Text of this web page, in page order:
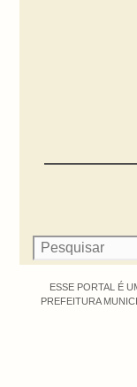
ESSE PORTAL É
PREFEITURA